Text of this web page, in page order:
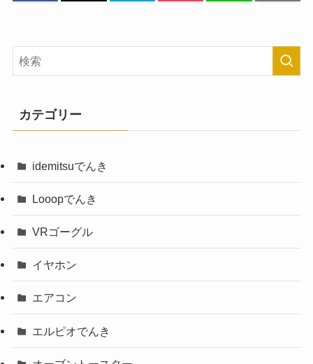
カテゴリー
idemitsuでんき
Looopでんき
VRゴーグル
イヤホン
エアコン
エルピオでんき